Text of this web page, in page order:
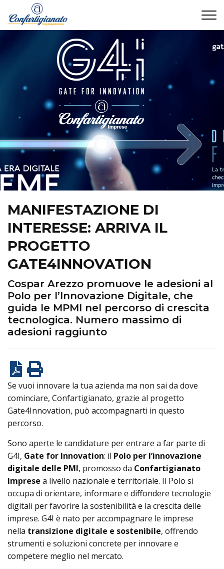
MANIFESTAZIONE DI
INTERESSE: ARRIVA IL
PROGETTO
GATE4INNOVATION
Cospar Arezzo promuove le adesioni al
Polo per l’Innovazione Digitale, che
guida le MPMI nel percorso di crescita
tecnologica. Numero massimo di
adesioni raggiunto
Se vuoi innovare la tua azienda ma non sai da dove
cominciare, Confartigianato, grazie al progetto
Gate4Innovation, può accompagnarti in questo
percorso.
Sono aperte le candidature per entrare a far parte di
G4I, Gate for Innovation: il Polo per l’innovazione
digitale delle PMI, promosso da Confartigianato
Imprese a livello nazionale e territoriale. Il Polo si
occupa di orientare, informare e diffondere tecnologie
digitali per favorire la sostenibilità e la crescita delle
imprese. G4I è nato per accompagnare le imprese
nella transizione digitale e sostenibile, offrendo
strumenti e soluzioni concrete per innovare e
competere meglio nel mercato.